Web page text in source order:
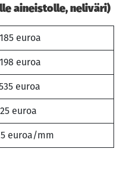
aineistolle, neliväri)
euroa
euroa
euroa
euroa
euroa/mm